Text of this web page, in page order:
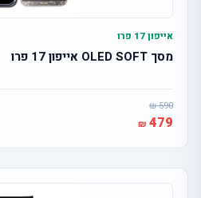
אייפון 17 פרו
מסך OLED SOFT אייפון 17 פרו
590
479